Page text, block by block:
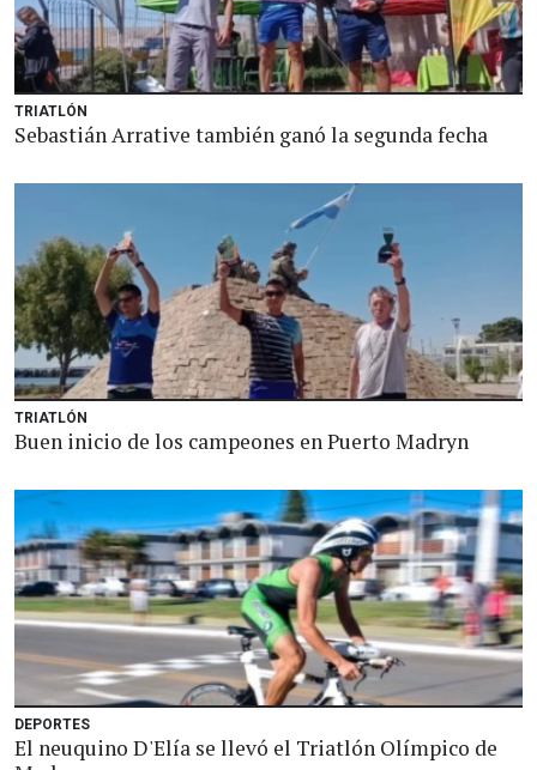
TRIATLÓN
Sebastián Arrative también ganó la segunda fecha
TRIATLÓN
Buen inicio de los campeones en Puerto Madryn
DEPORTES
El neuquino D'Elía se llevó el Triatlón Olímpico de